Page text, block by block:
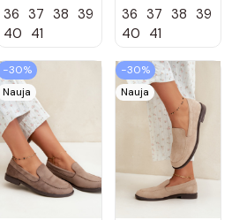
bordo spalvos
Nesha
36 37 38 39
40 41
36 37 38 39
40 41
−30%
Nauja
−30%
Nauja